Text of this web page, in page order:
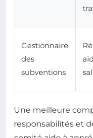
Gestionnaire
des
subventions
Une meilleure
responsabilités et